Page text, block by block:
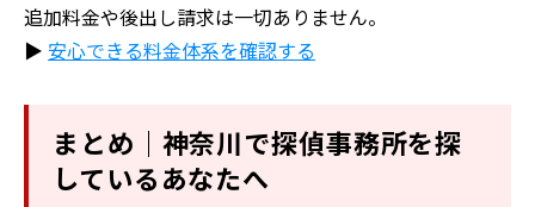
追加料金や後出し請求は一切ありません。
▶ 安心できる料金体系を確認する
まとめ｜神奈川で探偵事務所を探
しているあなたへ